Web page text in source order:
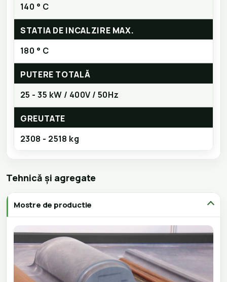
140 ° C
STATIA DE INCALZIRE MAX.
180 ° C
PUTERE TOTALĂ
25 - 35 kW / 400V / 50Hz
GREUTATE
2308 - 2518 kg
Tehnică și agregate
Mostre de productie